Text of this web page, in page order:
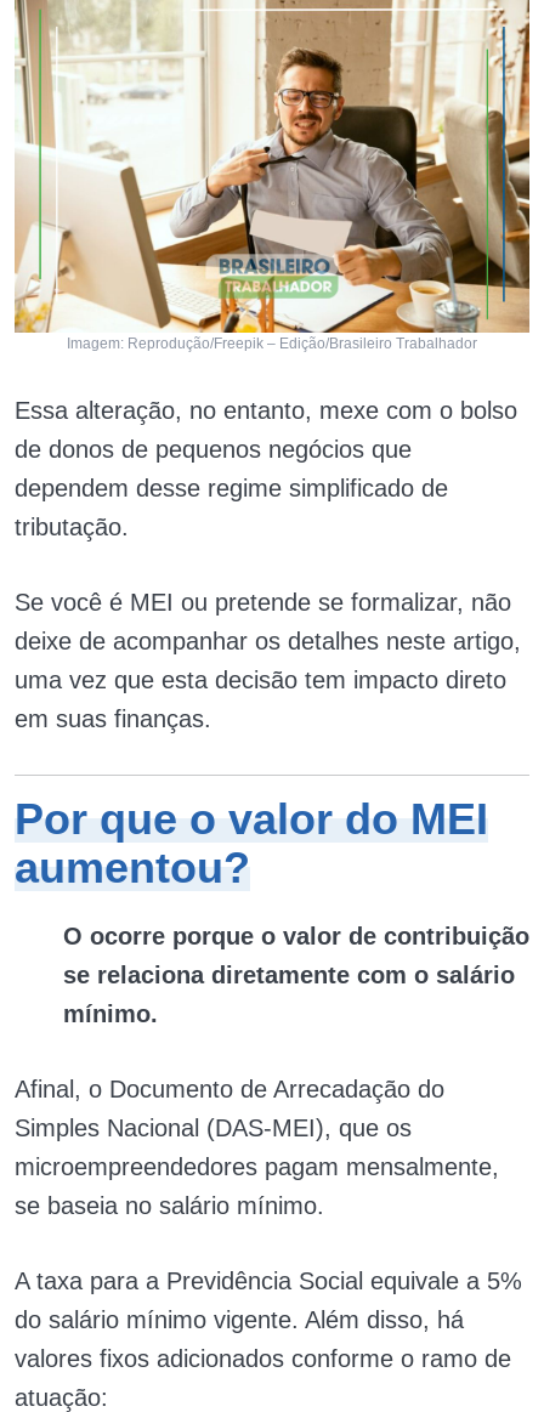
Imagem: Reprodução/Freepik – Edição/Brasileiro Trabalhador
Essa alteração, no entanto, mexe com o bolso
de donos de pequenos negócios que
dependem desse regime simplificado de
tributação.
Se você é MEI ou pretende se formalizar, não
deixe de acompanhar os detalhes neste artigo,
uma vez que esta decisão tem impacto direto
em suas finanças.
Por que o valor do MEI
aumentou?
O ocorre porque o valor de contribuição
se relaciona diretamente com o salário
mínimo.
Afinal, o Documento de Arrecadação do
Simples Nacional (DAS-MEI), que os
microempreendedores pagam mensalmente,
se baseia no salário mínimo.
A taxa para a Previdência Social equivale a 5%
do salário mínimo vigente. Além disso, há
valores fixos adicionados conforme o ramo de
atuação: